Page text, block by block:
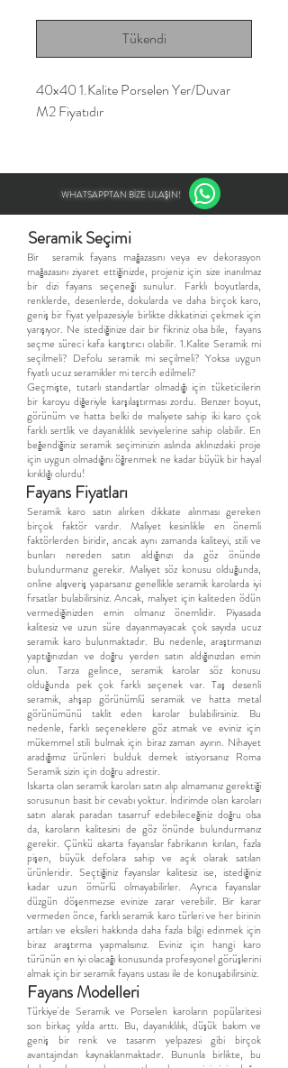
Tükendi
40x40 1.Kalite Porselen Yer/Duvar
M2 Fiyatıdır
WHATSAPPTAN BİZE ULAŞIN!
Seramik Seçimi
​Bir seramik fayans mağazasını veya ev dekorasyon
mağazasını ziyaret ettiğinizde, projeniz için size inanılmaz
bir dizi fayans seçeneği sunulur. Farklı boyutlarda,
renklerde, desenlerde, dokularda ve daha birçok karo,
geniş bir fiyat yelpazesiyle birlikte dikkatinizi çekmek için
yarışıyor. Ne istediğinize dair bir fikriniz olsa bile, fayans
seçme süreci kafa karıştırıcı olabilir. 1.Kalite Seramik mi
seçilmeli? Defolu seramik mi seçilmeli? Yoksa uygun
fiyatlı ucuz seramikler mi tercih edilmeli?
Geçmişte, tutarlı standartlar olmadığı için tüketicilerin
bir karoyu diğeriyle karşılaştırması zordu. Benzer boyut,
görünüm ve hatta belki de maliyete sahip iki karo çok
farklı sertlik ve dayanıklılık seviyelerine sahip olabilir. En
beğendiğiniz seramik seçiminizin aslında aklınızdaki proje
için uygun olmadığını öğrenmek ne kadar büyük bir hayal
kırıklığı olurdu!
Fayans Fiyatları
Seramik karo satın alırken dikkate alınması gereken
birçok faktör vardır. Maliyet kesinlikle en önemli
faktörlerden biridir, ancak aynı zamanda kaliteyi, stili ve
bunları nereden satın aldığınızı da göz önünde
bulundurmanız gerekir. Maliyet söz konusu olduğunda,
online alışveriş yaparsanız genellikle seramik karolarda iyi
fırsatlar bulabilirsiniz. Ancak, maliyet için kaliteden ödün
vermediğinizden emin olmanız önemlidir. Piyasada
kalitesiz ve uzun süre dayanmayacak çok sayıda ucuz
seramik karo bulunmaktadır. Bu nedenle, araştırmanızı
yaptığınızdan ve doğru yerden satın aldığınızdan emin
olun. Tarza gelince, seramik karolar söz konusu
olduğunda pek çok farklı seçenek var. Taş desenli
seramik, ahşap görünümlü seramiik ve hatta metal
görünümünü taklit eden karolar bulabilirsiniz. Bu
nedenle, farklı seçeneklere göz atmak ve eviniz için
mükemmel stili bulmak için biraz zaman ayırın. Nihayet
aradığımız ürünleri bulduk demek istiyorsanız Roma
Seramik sizin için doğru adrestir.
Iskarta olan seramik karoları satın alıp almamanız gerektiği
sorusunun basit bir cevabı yoktur. İndirimde olan karoları
satın alarak paradan tasarruf edebileceğiniz doğru olsa
da, karoların kalitesini de göz önünde bulundurmanız
gerekir. Çünkü ıskarta fayanslar fabrikanın kırılan, fazla
pişen, büyük defolara sahip ve açık olarak satılan
ürünleridir. Seçtiğiniz fayanslar kalitesiz ise, istediğiniz
kadar uzun ömürlü olmayabilirler. Ayrıca fayanslar
düzgün döşenmezse evinize zarar verebilir. Bir karar
vermeden önce, farklı seramik karo türleri ve her birinin
artıları ve eksileri hakkında daha fazla bilgi edinmek için
biraz araştırma yapmalısınız. Eviniz için hangi karo
türünün en iyi olacağı konusunda profesyonel görüşlerini
almak için bir seramik fayans ustası ile de konuşabilirsiniz.
Fayans Modelleri
Türkiye'de Seramik ve Porselen karoların popülaritesi
son birkaç yılda arttı. Bu, dayanıklılık, düşük bakım ve
geniş bir renk ve tasarım yelpazesi gibi birçok
avantajından kaynaklanmaktadır. Bununla birlikte, bu